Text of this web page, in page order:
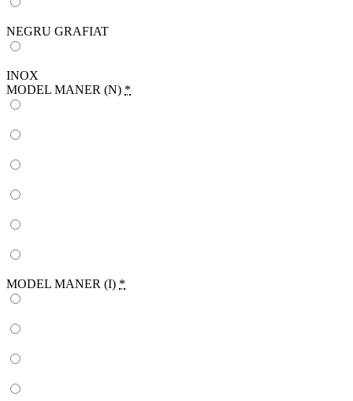
NEGRU GRAFIAT
INOX
MODEL MANER (N) *
MODEL MANER (I) *